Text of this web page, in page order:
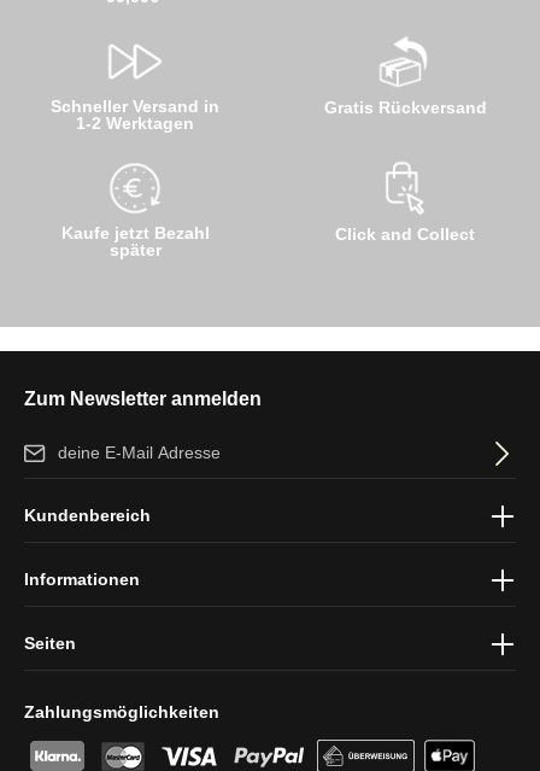
Schneller Versand in
1-2 Werktagen
Kaufe jetzt Bezahl
später
Gratis Rückversand
Click and Collect
Zum Newsletter anmelden
E-Mail-Adresse*
und dieAGBgelesen und bin mit ihnen einverstanden.
Zahlungsmöglichkeiten
Kundenbereich
Informationen
Seiten